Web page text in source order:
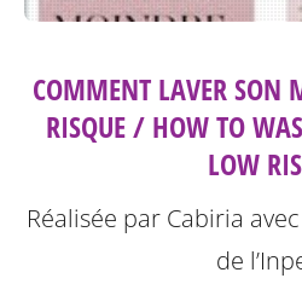
COMMENT LAVER
RISQUE / HOW TO
LOW
Réalisée par Cabiria
de